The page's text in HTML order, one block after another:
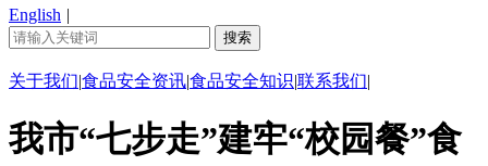
English |
关于我们|食品安全资讯|食品安全知识|联系我们|
我市“七步走”建牢“校园餐”食